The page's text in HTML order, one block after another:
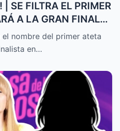
| SE FILTRA EL PRIMER
A LA GRAN FINAL
nombre del primer ateta
en…